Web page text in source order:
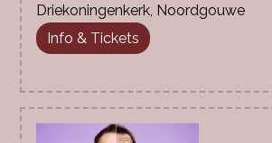
Driekoningenkerk, Noordgouwe
Info & Tickets